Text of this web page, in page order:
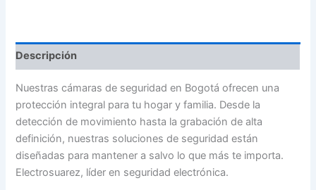
Descripción
Nuestras cámaras de seguridad en Bogotá ofrecen una
protección integral para tu hogar y familia. Desde la
detección de movimiento hasta la grabación de alta
definición, nuestras soluciones de seguridad están
diseñadas para mantener a salvo lo que más te importa.
Electrosuarez, líder en seguridad electrónica.